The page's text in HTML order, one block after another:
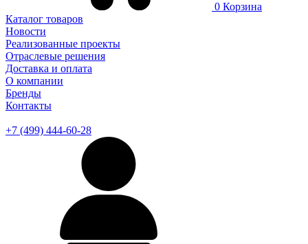
0 Корзина
Каталог товаров
Новости
Реализованные проекты
Отраслевые решения
Доставка и оплата
О компании
Бренды
Контакты
+7 (499) 444-60-28